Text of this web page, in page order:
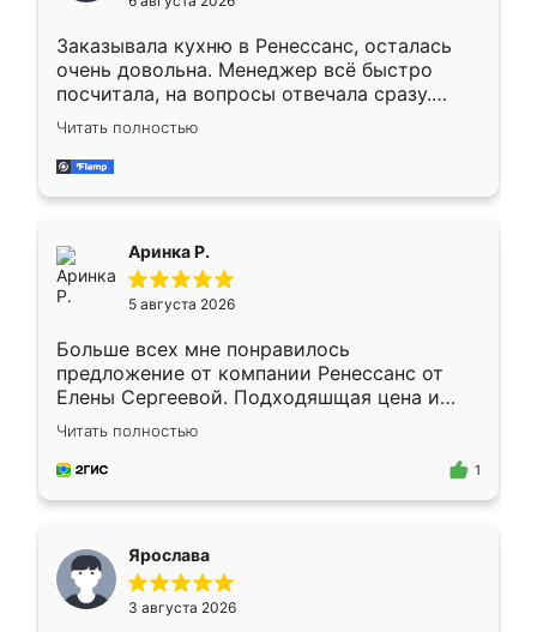
мебели буду заказывать только здесь.
Заказывала кухню в Ренессанс, осталась
очень довольна. Менеджер всё быстро
посчитала, на вопросы отвечала сразу.
Замерщик приехал в субботу, подошёл к
делу со всей ответственностью. Собрали
за день, ребята работали аккуратно, даже
Читать полностью
Аринка Р.
5 августа 2026
Больше всех мне понравилось
предложение от компании Ренессанс от
Елены Сергеевой. Подходяшщая цена и
короткие сроки изготовления. Приехавший
для замера сотрудник Владислав
предложил по моему эскизу самый
Читать полностью
1
Ярослава
3 августа 2026